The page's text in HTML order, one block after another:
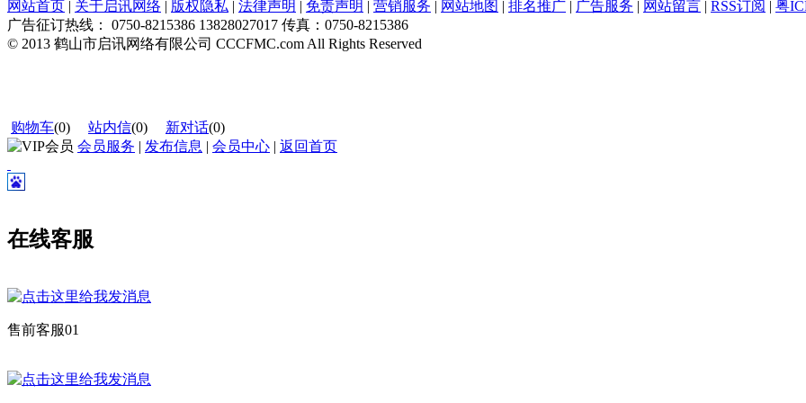
网站首页 | 关于启讯网络 | 版权隐私 | 法律声明 | 免责声明 | 营销服务 | 网站地图 | 排名推广 | 广告服务 | 网站留言 | RSS订阅 | 粤
广告征订热线： 0750-8215386 13828027017 传真：0750-8215386
© 2013 鹤山市启讯网络有限公司 CCCFMC.com All Rights Reserved
购物车(0) 站内信(0) 新对话(0)
会员服务 | 发布信息 | 会员中心 | 返回首页
在线客服
售前客服01